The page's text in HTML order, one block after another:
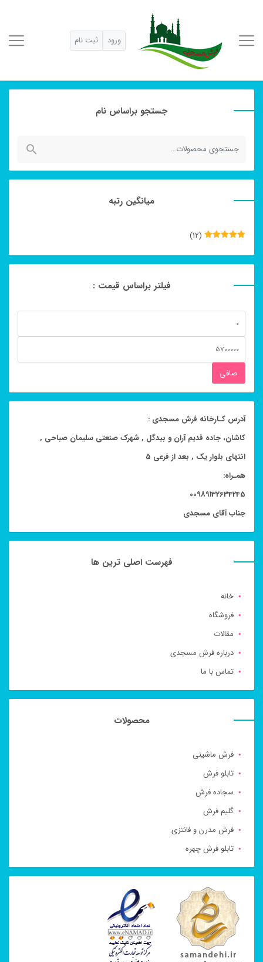
ورود ثبت نام
جستجو براساس نام
جستجو
میانگین رتبه
(12)
فیلتر براساس قیمت :
قیمت
قيمت
صافی
آدرس کـارخانه فرش مسجدی :
کاشان، جاده قدیم آران و بیدگل , شهرک صنعتی سلیمان صباحی ,
انتهای بلوار یک , بعد از فرعی 5
همـراه:
00989132634245
جناب آقای مسجدی
فهرست اصلی ترین ها
خانه
فروشگاه
مقالات
درباره فرش مسجدی
تماس با ما
محصولات
فرش ماشینی
تابلو فرش
سجاده فرش
گلیم فرش
فرش مدرن و فانتزی
تابلو فرش چهره